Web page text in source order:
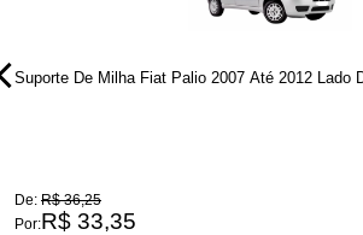
Suporte De Milha Fiat Palio 2007 Até 2012 Lado
De: R$ 36,25
Por:R$ 33,35